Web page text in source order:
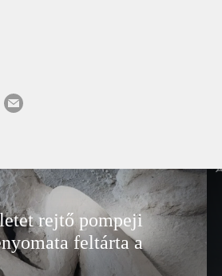
rejtő pompeji
feltárta a